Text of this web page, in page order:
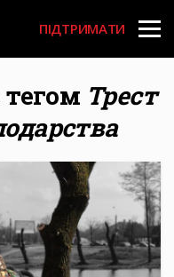
User
account
menu
ПІДТРИМАТИ
тегом Трест